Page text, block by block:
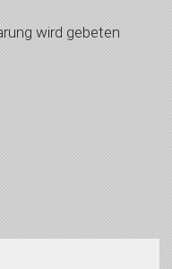
wird gebeten